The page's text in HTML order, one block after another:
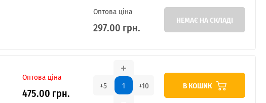
Оптова ціна
297.00 грн. НЕМАЄ НА СКЛАДІ
Оптова ціна
475.00 грн. +5 +10 В КОШИК